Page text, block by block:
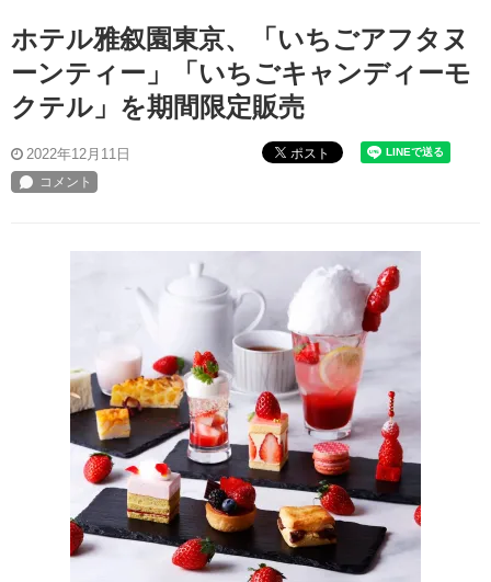
ホテル雅叙園東京、「いちごアフタヌ
ーンティー」「いちごキャンディーモ
クテル」を期間限定販売
2022年12月11日 ポスト